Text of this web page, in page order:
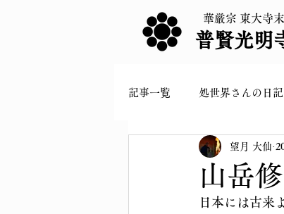
普賢光明
華厳宗 東大寺末
記事一覧 処世界さんの日記
山岳
望月 大仙
日本には古来